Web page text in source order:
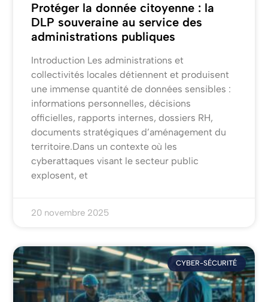
Protéger la donnée citoyenne : la
DLP souveraine au service des
administrations publiques
Introduction Les administrations et
collectivités locales détiennent et produisent
une immense quantité de données sensibles :
informations personnelles, décisions
officielles, rapports internes, dossiers RH,
documents stratégiques d’aménagement du
territoire.Dans un contexte où les
cyberattaques visant le secteur public
explosent, et
20 novembre 2025
CYBER-SÉCURITÉ